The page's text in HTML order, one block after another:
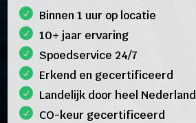
Binnen 1 uur op locatie
10+ jaar ervaring
Spoedservice 24/7
Erkend en gecertificeerd
Landelijk door heel Nederland
CO-keur gecertificeerd